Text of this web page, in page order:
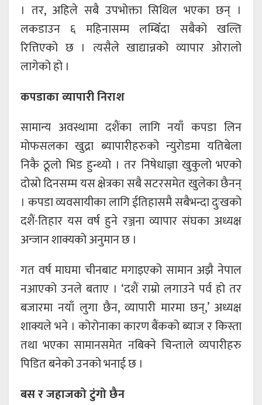
। तर, अहिले सबै उपभोक्ता सिथिल भएका छन् ।
लकडाउन ६ महिनासम्म लम्बिँदा सबैको खल्ति
रित्तिएको छ । त्यसैले खाद्यान्नको व्यापार ओरालो
लागेको हो ।
कपडाका व्यापारी निराश
सामान्य अवस्थामा दशैंका लागि नयाँ कपडा लिन
मोफसलका खुद्रा ब्यापारीहरुको न्युरोडमा यतिबेला
निकै ठूलो भिड हुन्थ्यो । तर निषेधाज्ञा खुकुलो भएको
दोस्रो दिनसम्म यस क्षेत्रका सबै सटरसमेत खुलेका छैनन्
। कपडा व्यवसायीका लागि ईतिहासमै सबैभन्दा दुःखको
दशैं-तिहार यस वर्ष हुने रञ्जना व्यापार संघका अध्यक्ष
अन्जान शाक्यको अनुमान छ ।
गत वर्ष माघमा चीनबाट मगाइएको सामान अझै नेपाल
नआएको उनले बताए । ‘दशैं राम्रो लगाउने पर्व हो तर
बजारमा नयाँ लुगा छैन, व्यापारी मारमा छन्,’ अध्यक्ष
शाक्यले भने । कोरोनाका कारण बैंकको ब्याज र किस्ता
तथा भएका सामानसमेत नबिक्ने चिन्ताले व्यपारीहरु
पिडित बनेको उनको भनाई छ ।
बस र जहाजको टुंगो छैन